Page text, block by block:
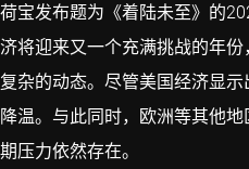
荷宝发布题为《着陆未至》的
济将迎来又一个充满挑战的年
复杂的动态。尽管美国经济显
降温。与此同时，欧洲等其他
期压力依然存在。